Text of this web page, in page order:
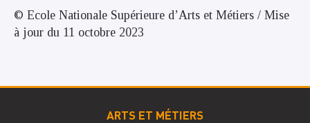
© Ecole Nationale Supérieure d’Arts et Métiers / Mise
à jour du 11 octobre 2023
ARTS ET MÉTIERS